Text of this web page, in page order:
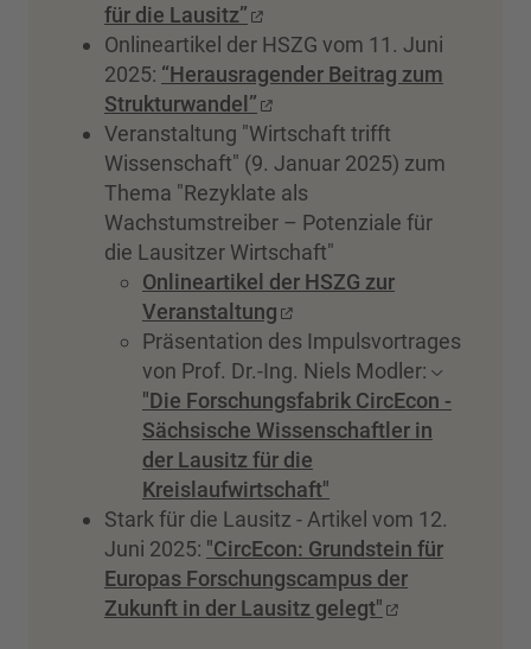
für die Lausitz”
Onlineartikel der HSZG vom 11. Juni
2025: “Herausragender Beitrag zum
Strukturwandel”
Veranstaltung "Wirtschaft trifft
Wissenschaft" (9. Januar 2025) zum
Thema "Rezyklate als
Wachstumstreiber – Potenziale für
die Lausitzer Wirtschaft"
Onlineartikel der HSZG zur
Veranstaltung
Präsentation des Impulsvortrages
von Prof. Dr.-Ing. Niels Modler:
"Die Forschungsfabrik CircEcon -
Sächsische Wissenschaftler in
der Lausitz für die
Kreislaufwirtschaft"
Stark für die Lausitz - Artikel vom 12.
Juni 2025: "CircEcon: Grundstein für
Europas Forschungscampus der
Zukunft in der Lausitz gelegt"